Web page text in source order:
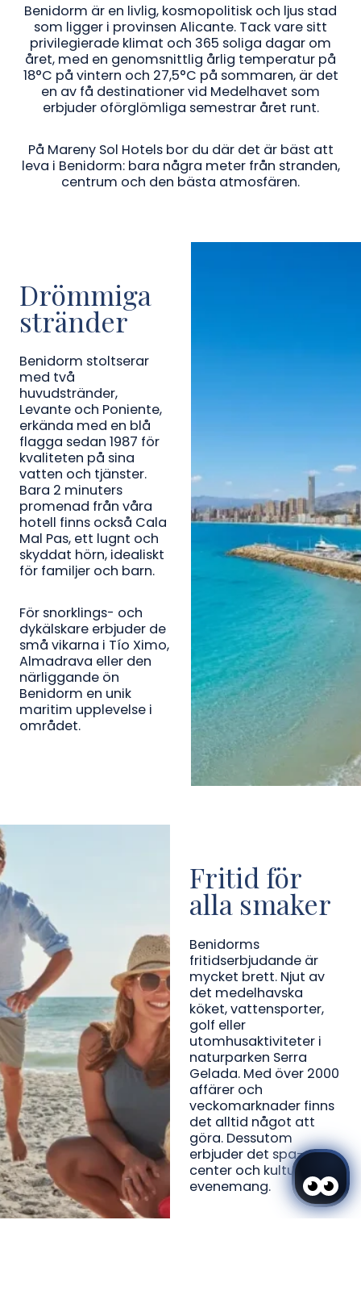
Benidorm är en livlig, kosmopolitisk och ljus stad
som ligger i provinsen Alicante. Tack vare sitt
privilegierade klimat och 365 soliga dagar om
året, med en genomsnittlig årlig temperatur på
18°C på vintern och 27,5°C på sommaren, är det
en av få destinationer vid Medelhavet som
erbjuder oförglömliga semestrar året runt.
På Mareny Sol Hotels bor du där det är bäst att
leva i Benidorm: bara några meter från stranden,
centrum och den bästa atmosfären.
Drömmiga
stränder
Benidorm stoltserar
med två
huvudstränder,
Levante och Poniente,
erkända med en blå
flagga sedan 1987 för
kvaliteten på sina
vatten och tjänster.
Bara 2 minuters
promenad från våra
hotell finns också Cala
Mal Pas, ett lugnt och
skyddat hörn, idealiskt
för familjer och barn.
För snorklings- och
dykälskare erbjuder de
små vikarna i Tío Ximo,
Almadrava eller den
närliggande ön
Benidorm en unik
maritim upplevelse i
området.
Fritid för
alla smaker
Benidorms
fritidserbjudande är
mycket brett. Njut av
det medelhavska
köket, vattensporter,
golf eller
utomhusaktiviteter i
naturparken Serra
Gelada. Med över 2000
affärer och
veckomarknader finns
det alltid något att
göra. Dessutom
erbjuder det spa-
center och kulturella
evenemang.